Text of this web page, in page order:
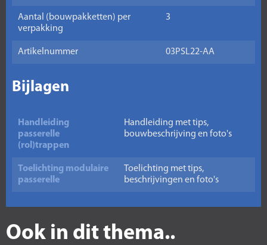
Aantal (bouwpakketten) per
verpakking
3
Artikelnummer 03PSL22-AA
Bijlagen
Handleiding
passerelle
(rol)trappen
Handleiding met tips,
bouwbeschrijving en foto's
Toelichting modulaire
passerelle
Toelichting met tips,
beschrijvingen en foto's
Ook in dit thema..